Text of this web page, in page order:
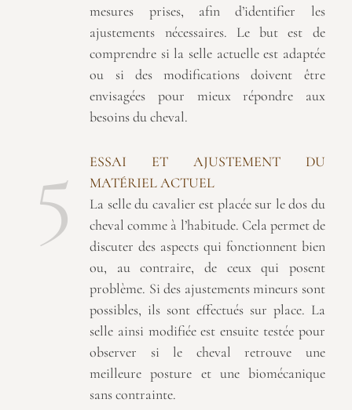
mesures prises, afin d’identifier les
ajustements nécessaires. Le but est de
comprendre si la selle actuelle est adaptée
ou si des modifications doivent être
envisagées pour mieux répondre aux
besoins du cheval.
5
ESSAI ET AJUSTEMENT DU
MATÉRIEL ACTUEL
La selle du cavalier est placée sur le dos du
cheval comme à l’habitude. Cela permet de
discuter des aspects qui fonctionnent bien
ou, au contraire, de ceux qui posent
problème. Si des ajustements mineurs sont
possibles, ils sont effectués sur place. La
selle ainsi modifiée est ensuite testée pour
observer si le cheval retrouve une
meilleure posture et une biomécanique
sans contrainte.